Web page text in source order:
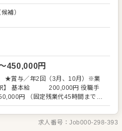
ごとに多彩なメニューをご用意。
る「食」を、美味しい料理と肩ひ
力によっては即戦力としてご活躍
携わっていただく可能性があるほ
をめざすキャリアパスもあり、挑戦
代中
と安定して休みたくて」「U・Iタ
与がほしい」という理由で入社し
ングを行っています。代表含め、
スタッフ全員が集まり、新メニュー
補）
450,000円
★賞与／年2回（3月、10月）※業
円 （固定残業代45時間まで含
定
あり。期間中は同条件
求人番号：Job000-298-393